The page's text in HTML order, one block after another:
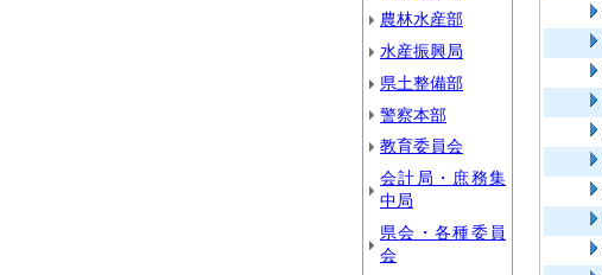
農林水産部
水産振興局
県土整備部
警察本部
教育委員会
会計局・庶務集
中局
県会・各種委員
会